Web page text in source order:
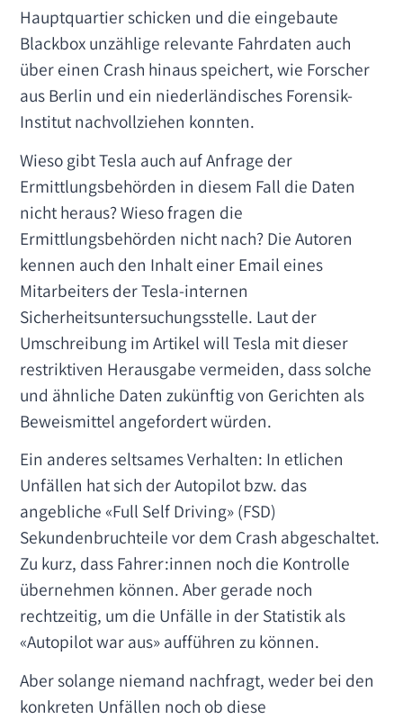
Hauptquartier schicken und die eingebaute
Blackbox unzählige relevante Fahrdaten auch
über einen Crash hinaus speichert, wie Forscher
aus Berlin und ein niederländisches Forensik-
Institut nachvollziehen konnten.
Wieso gibt Tesla auch auf Anfrage der
Ermittlungsbehörden in diesem Fall die Daten
nicht heraus? Wieso fragen die
Ermittlungsbehörden nicht nach? Die Autoren
kennen auch den Inhalt einer Email eines
Mitarbeiters der Tesla-internen
Sicherheitsuntersuchungsstelle. Laut der
Umschreibung im Artikel will Tesla mit dieser
restriktiven Herausgabe vermeiden, dass solche
und ähnliche Daten zukünftig von Gerichten als
Beweismittel angefordert würden.
Ein anderes seltsames Verhalten: In etlichen
Unfällen hat sich der Autopilot bzw. das
angebliche «Full Self Driving» (FSD)
Sekundenbruchteile vor dem Crash abgeschaltet.
Zu kurz, dass Fahrer:innen noch die Kontrolle
übernehmen können. Aber gerade noch
rechtzeitig, um die Unfälle in der Statistik als
«Autopilot war aus» aufführen zu können.
Aber solange niemand nachfragt, weder bei den
konkreten Unfällen noch ob diese